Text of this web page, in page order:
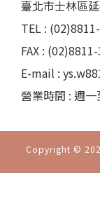
臺北市士林區
TEL :
FAX :
E-mail :
營業時間 : 週
Copyright ©